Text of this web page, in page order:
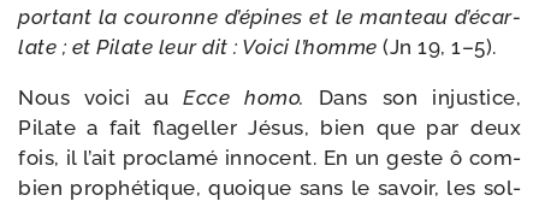
por­tant la cou­ronne d’é­pines et le man­teau d’é­car­
late ; et Pilate leur dit : Voici l’homme (Jn 19, 1–5).
Nous voi­ci auEcce homo. Dans son injus­tice,
Pilate a fait fla­gel­ler Jésus, bien que par deux
fois, il l’ait pro­cla­mé inno­cent. En un geste ô com­
bien pro­phé­tique, quoique sans le savoir, les sol­